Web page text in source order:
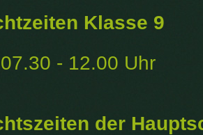
Klasse 9
- 12.00 Uhr
der